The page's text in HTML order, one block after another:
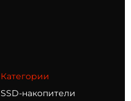
Категории
SSD-накопители